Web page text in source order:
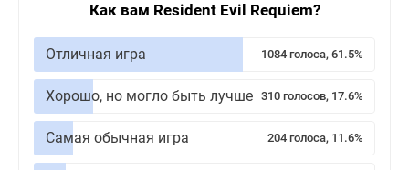
Как вам Resident Evil Requiem?
Отличная игра 1084 голоса, 61.5%
Хорошо, но могло быть лучше 310 голосов, 17.6%
Самая обычная игра 204 голоса, 11.6%